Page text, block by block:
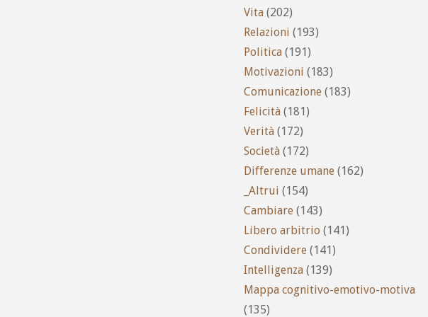
Vita (202)
Relazioni (193)
Politica (191)
Motivazioni (183)
Comunicazione (183)
Felicità (181)
Verità (172)
Società (172)
Differenze umane (162)
_Altrui (154)
Cambiare (143)
Libero arbitrio (141)
Condividere (141)
Intelligenza (139)
Mappa cognitivo-emotivo-motiva
(135)